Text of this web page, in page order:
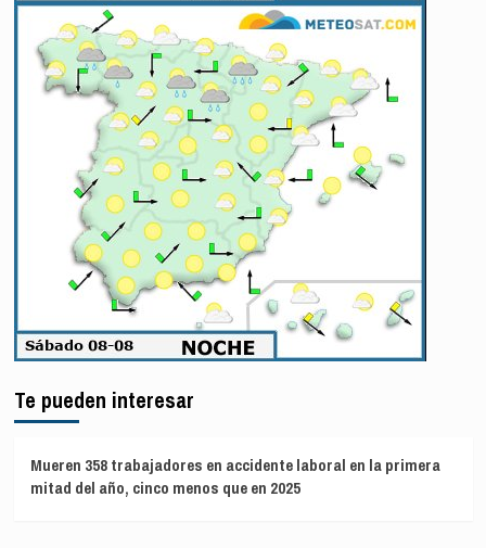
Te pueden interesar
Mueren 358 trabajadores en accidente laboral en la primera
mitad del año, cinco menos que en 2025